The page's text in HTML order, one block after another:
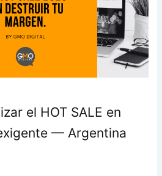
el HOT SALE en
— Argentina